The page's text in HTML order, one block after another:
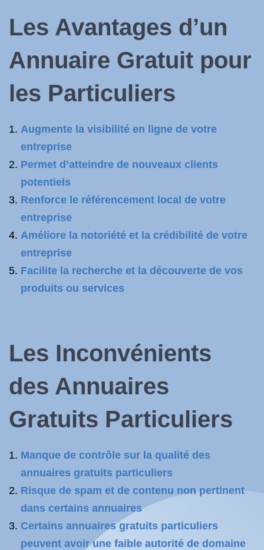
Les Avantages d’un
Annuaire Gratuit pour
les Particuliers
Augmente la visibilité en ligne de votre
entreprise
Permet d’atteindre de nouveaux clients
potentiels
Renforce le référencement local de votre
entreprise
Améliore la notoriété et la crédibilité de votre
entreprise
Facilite la recherche et la découverte de vos
produits ou services
Les Inconvénients
des Annuaires
Gratuits Particuliers
Manque de contrôle sur la qualité des
annuaires gratuits particuliers
Risque de spam et de contenu non pertinent
dans certains annuaires
Certains annuaires gratuits particuliers
peuvent avoir une faible autorité de domaine